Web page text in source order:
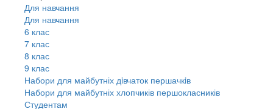
Для навчання
Для навчання
6 клас
7 клас
8 клас
9 клас
Набори для майбутніх дiвчаток першачкiв
Набори для майбутніх хлопчиків першокласників
Студентам